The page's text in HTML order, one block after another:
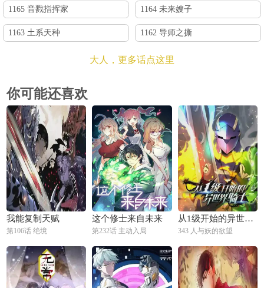
1165 音戮指挥家 1164 未来嫂子
1163 土系天种 1162 导师之撕
大人，更多话点这里
你可能还喜欢
我能复制天赋
第106话 绝境
这个修士来自未来
第232话 主动入局
从1级开始的异世界骑士
343 人与妖的欲望